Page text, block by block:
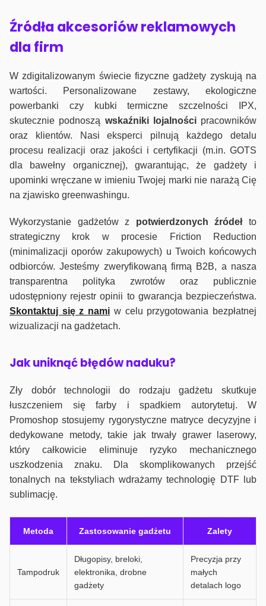
Źródła akcesoriów reklamowych
dla firm
W zdigitalizowanym świecie fizyczne gadżety zyskują na
wartości. Personalizowane zestawy, ekologiczne
powerbanki czy kubki termiczne szczelności IPX,
skutecznie podnoszą wskaźniki lojalnościpracowników
oraz klientów. Nasi eksperci pilnują każdego detalu
procesu realizacji oraz jakości i certyfikacji (m.in. GOTS
dla bawełny organicznej), gwarantując, że gadżety i
upominki wręczane w imieniu Twojej marki nie narażą Cię
na zjawisko greenwashingu.
Wykorzystanie gadżetów z potwierdzonych źródełto
strategiczny krok w procesie Friction Reduction
(minimalizacji oporów zakupowych) u Twoich końcowych
odbiorców. Jesteśmy zweryfikowaną firmą B2B, a nasza
transparentna polityka zwrotów oraz publicznie
udostępniony rejestr opinii to gwarancja bezpieczeństwa.
Skontaktuj się z nami w celu przygotowania bezpłatnej
wizualizacji na gadżetach.
Jak uniknąć błędów naduku?
Zły dobór technologii do rodzaju gadżetu skutkuje
łuszczeniem się farby i spadkiem autorytetuj. W
Promoshop stosujemy rygorystyczne matryce decyzyjne i
dedykowane metody, takie jak trwały grawer laserowy,
który całkowicie eliminuje ryzyko mechanicznego
uszkodzenia znaku. Dla skomplikowanych przejść
tonalnych na tekstyliach wdrażamy technologię DTF lub
sublimację.
Metoda Zastosowanie gadżetu Zalety
Tampodruk
Długopisy, breloki,
elektronika, drobne
gadżety
Precyzja przy
małych
detalach logo